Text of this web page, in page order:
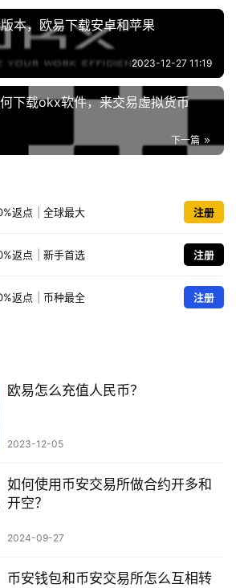
本，欧易下载安卓和苹果
2023-12-27 11:19
下载okx软件，来交易虚拟货币
下一篇
返点 全球最大 注册
返点 新手首选 注册
返点 币种最全 注册
欧易怎么充值人民币？
2023-12-05
如何使用币安交易所做合约开多和
开空？
2024-09-27
币安钱包和币安交易所怎么互相转